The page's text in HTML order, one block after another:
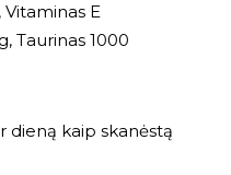
E
Taurinas 1000
dieną kaip skanėstą